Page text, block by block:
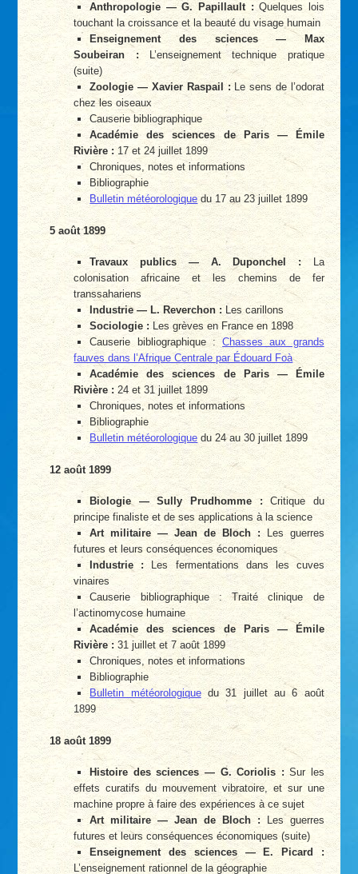
Anthropologie — G. Papillault :Quelques lois
touchant la croissance et la beauté du visage humain
Enseignement des sciences — Max
Soubeiran :L’enseignement technique pratique
(suite)
Zoologie — Xavier Raspail :Le sens de l’odorat
chez les oiseaux
Causerie bibliographique
Académie des sciences de Paris — Émile
Rivière : 17 et 24 juillet 1899
Chroniques, notes et informations
Bibliographie
Bulletin météorologiquedu 17 au 23 juillet 1899
5 août 1899
Travaux publics — A. Duponchel :La
colonisation africaine et les chemins de fer
transsahariens
Industrie — L. Reverchon :Les carillons
Sociologie :Les grèves en France en 1898
Causerie bibliographique :Chasses aux grands
fauves dans l’Afrique Centrale par Édouard Foà
Académie des sciences de Paris — Émile
Rivière : 24 et 31 juillet 1899
Chroniques, notes et informations
Bibliographie
Bulletin météorologique du 24 au 30 juillet 1899
12 août 1899
Biologie — Sully Prudhomme :Critique du
principe finaliste et de ses applications à la science
Art militaire — Jean de Bloch :Les guerres
futures et leurs conséquences économiques
Industrie : Les fermentations dans les cuves
vinaires
Causerie bibliographique : Traité clinique de
l’actinomycose humaine
Académie des sciences de Paris — Émile
Rivière : 31 juillet et 7 août 1899
Chroniques, notes et informations
Bibliographie
Bulletin météorologiquedu 31 juillet au 6 août
1899
18 août 1899
Histoire des sciences — G. Coriolis :Sur les
effets curatifs du mouvement vibratoire, et sur une
machine propre à faire des expériences à ce sujet
Art militaire — Jean de Bloch :Les guerres
futures et leurs conséquences économiques (suite)
Enseignement des sciences — E. Picard :
L’enseignement rationnel de la géographie